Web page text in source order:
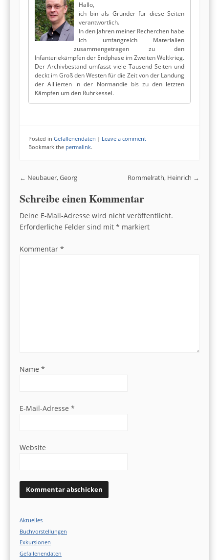
Hallo,
ich bin als Gründer für diese Seiten
verantwortlich.
In den Jahren meiner Recherchen habe
ich umfangreich Materialien
zusammengetragen zu den
Infanteriekämpfen der Endphase im Zweiten Weltkrieg.
Der Archivbestand umfasst viele Tausend Seiten und
deckt im Groß den Westen für die Zeit von der Landung
der Alliierten in der Normandie bis zu den letzten
Kämpfen um den Ruhrkessel.
Posted in Gefallenendaten | Leave a comment
Bookmark the permalink.
Post navigation
← Neubauer, Georg Rommelrath, Heinrich →
Schreibe einen Kommentar
Deine E-Mail-Adresse wird nicht veröffentlicht.
Erforderliche Felder sind mit * markiert
Kommentar *
Name *
E-Mail-Adresse *
Website
Aktuelles
Buchvorstellungen
Exkursionen
Gefallenendaten